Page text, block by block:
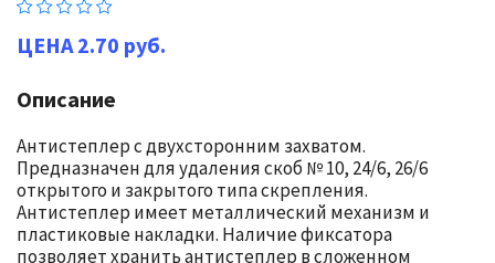
2.70 руб.
Описание
Антистеплер с двухсторонним захватом.
Предназначен для удаления скоб № 10, 24/6, 26/6
открытого и закрытого типа скрепления.
Антистеплер имеет металлический механизм и
пластиковые накладки. Наличие фиксатора
позволяет хранить антистеплер в сложенном